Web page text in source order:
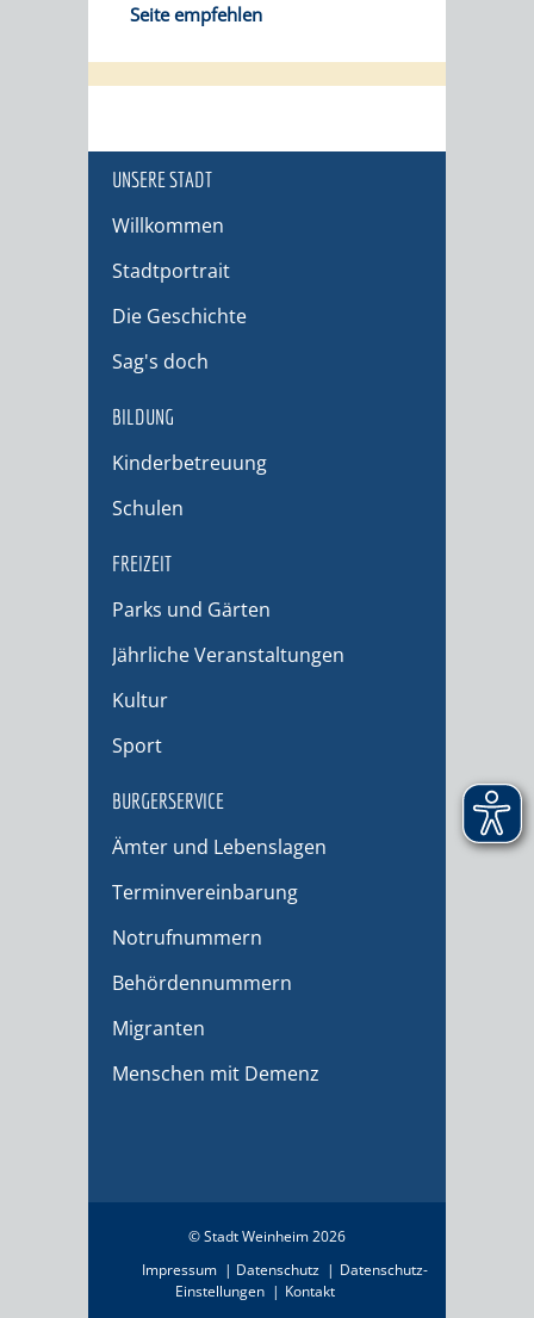
Seite empfehlen
UNSERE STADT
Willkommen
Stadtportrait
Die Geschichte
Sag's doch
BILDUNG
Kinderbetreuung
Schulen
FREIZEIT
Parks und Gärten
Jährliche Veranstaltungen
Kultur
Sport
BÜRGERSERVICE
Ämter und Lebenslagen
Terminvereinbarung
Notrufnummern
Behördennummern
Migranten
Menschen mit Demenz
© Stadt Weinheim 2026
Impressum
Datenschutz
Datenschutz-
Einstellungen
Kontakt